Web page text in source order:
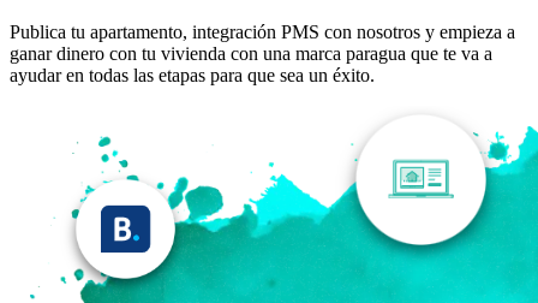
Publica tu apartamento, integración PMS con nosotros y empieza a
ganar dinero con tu vivienda con una marca paragua que te va a
ayudar en todas las etapas para que sea un éxito.